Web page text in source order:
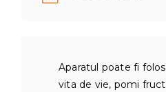
Aparatul poate fi
vita de vie, pomi